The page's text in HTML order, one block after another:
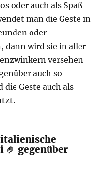
oder auch als Spaß
man die Geste in
oder
dann wird sie in aller
versehen
auch so
die Geste auch als
🤌 gegenüber